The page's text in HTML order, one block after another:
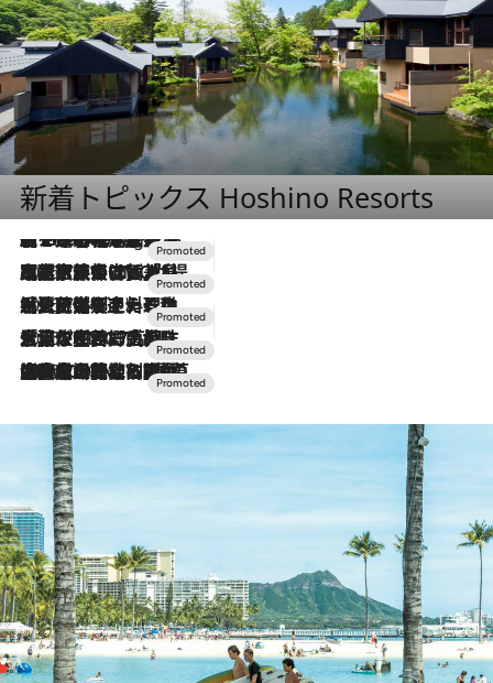
新着トピックス Hoshino Resorts
10 Hours Ago
【トンボの足水浴】ヒノキの香りに包まれて涼感マックス！約13℃の湧水かけ流しを避暑地「星野温泉 トンボの湯」で体験
2026.7.31
【ホテル帰省】という選択肢をOMOが提案。家族とほどよい距離を保つには「昼は実家、夜は気兼ねなくホテルで！」
2026.7.24
【夏限定ディナーコース】旬を迎える稚鮎や花ズッキーニなどをイタリア・トスカーナの郷土料理の手法で満喫！
2026.7.17
「土佐和ハーブかき氷」がOMO7高知に登場！生姜、山椒、大葉など目にも舌にも涼を呼ぶ郷土の味
2026.7.10
NEW OPEN！【界 草津】名湯の地に誕生。趣の異なる2種の温泉と上州ならではの会席・蕎麦割烹など美食を味わう究極の癒やし旅